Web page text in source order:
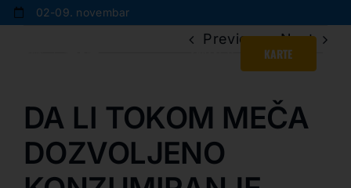
Skip
02-09. novembar
KARTE
Previous Next
DA LI TOKOM MEČA
DOZVOLJENO